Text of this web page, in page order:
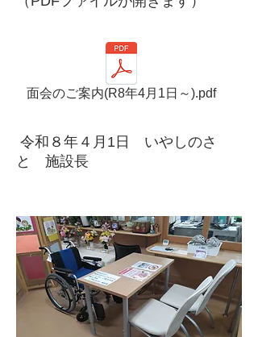
令和８年４月1日 いやしのさ
と 施設長
面会のご案内(R8年4月1日～).pdf